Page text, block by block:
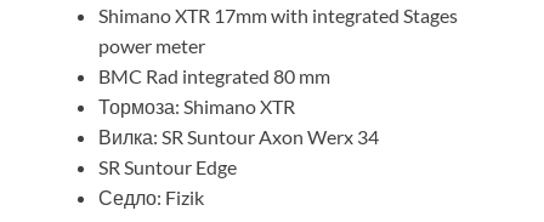
Shimano XTR 17mm with integrated Stages
power meter
BMC Rad integrated 80 mm
Тормоза: Shimano XTR
Вилка: SR Suntour Axon Werx 34
SR Suntour Edge
Седло: Fizik